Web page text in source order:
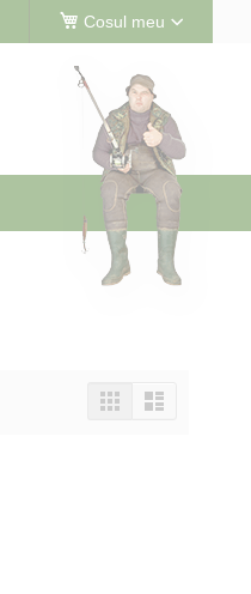
Cosul meu
Vizualizeaza
ca
TabelLista